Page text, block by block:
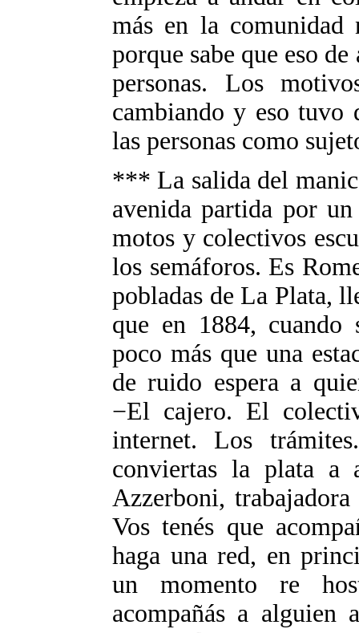
más en la comunidad
porque sabe que eso
personas. Los
cambiando y eso tuvo
las personas como
*** La salida del
avenida partida por
motos y colectivos
los semáforos. Es
pobladas de La Plata,
que en 1884, cuando
poco más que una
de ruido espera a
−El cajero. El
internet. Los
conviertas la plata a
Azzerboni,
Vos tenés que
haga una red, en
un momento re
acompañás a